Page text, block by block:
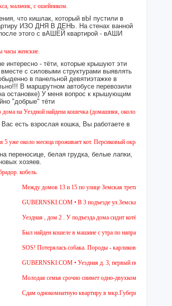
ошейником.
что кишлак, который вЫ пустили в
ИЗО ДНЯ В ДЕНЬ. На стенах ванной
этого с вАШЕЙ квартирой - вАШИ
- тёти, которые крышуют эти
с силовыми структурами выявлять
в панельной девятиэтажке в
В маршрутном автобусе перевозили
остановке) У меня вопрос к крышующим
"добрые" тёти
найдена кошечка (домашняя, около 5 месяцев). Окрас -
есть взрослая кошка, Вы работаете в
проживает кот. Персиковый окрас, не кастрирован,
переносице, белая грудка, белые лапки,
хозяев.
Между домов 13 и 15 по улице Земская третий день бегает
GUBERNSKI.COM • В 3 подъезде ул.Земская, д.6 сидит очень
Уездная , дом 2 . У подъезда дома сидит котёнок , 4-5 мес ,
Был найден кошеле в машине с утра по направлению в
SOS! Потерялась собака. Породы - карликовая такса.
GUBERNSKI.COM • Уездная д. 3, первый подъезд сидит
Молодая семья срочно снимет одно-двухкомнатную квартиру
Cдам однокомнатную квартиру в мкр.Губернский ул.Земская.